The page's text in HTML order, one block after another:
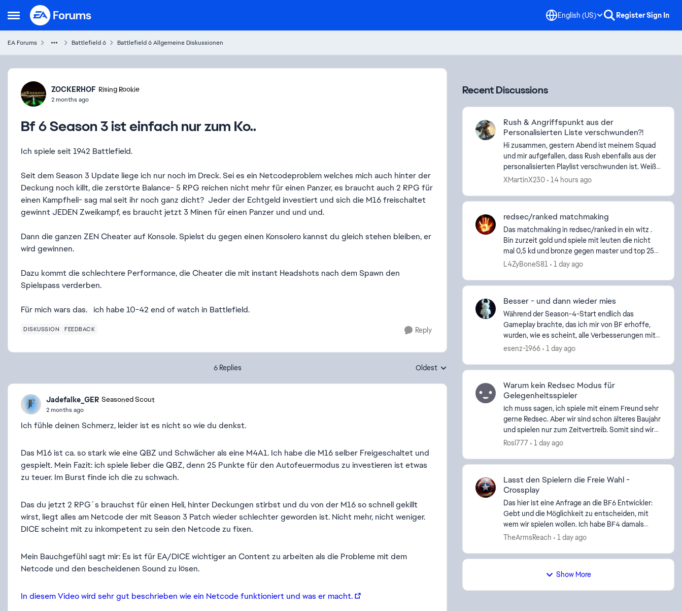
Open Side Menu
Skip to content English (US) RegisterSign In
EA Forums Battlefield 6 Battlefield 6 Allgemeine Diskussionen
Forum Discussion
ZOCKERHOF Rising Rookie
2 months ago
Bf 6 Season 3 ist einfach nur zum Ko..
Ich spiele seit 1942 Battlefield.
Seit dem Season 3 Update liege ich nur noch im Dreck. Sei es ein Netcodeproblem welches mich auch hinter der
Deckung noch killt, die zerstörte Balance- 5 RPG reichen nicht mehr für einen Panzer, es braucht auch 2 RPG für
einen Kampfheli- sag mal seit ihr noch ganz dicht? Jeder der Echtgeld investiert und sich die M16 freischaltet
gewinnt JEDEN Zweikampf, es braucht jetzt 3 Minen für einen Panzer und und und.
Dann die ganzen ZEN Cheater auf Konsole. Spielst du gegen einen Konsolero kannst du gleich stehen bleiben, er
wird gewinnen.
Dazu kommt die schlechtere Performance, die Cheater die mit instant Headshots nach dem Spawn den
Spielspass verderben.
Für mich wars das. ich habe 10-42 end of watch in Battlefield.
DISKUSSION FEEDBACK Reply
6 Replies Replies sorted by
Oldest
Jadefalke_GER Seasoned Scout
2 months ago
Ich fühle deinen Schmerz, leider ist es nicht so wie du denkst.
Das M16 ist ca. so stark wie eine QBZ und Schwächer als eine M4A1. Ich habe die M16 selber Freigeschaltet und
gespielt. Mein Fazit: ich spiele lieber die QBZ, denn 25 Punkte für den Autofeuermodus zu investieren ist etwas
zu teuer. Im Burst finde ich die zu schwach.
Das du jetzt 2 RPG´s brauchst für einen Heli, hinter Deckungen stirbst und du von der M16 so schnell gekillt
wirst, liegt alles am Netcode der mit Season 3 Patch wieder schlechter geworden ist. Nicht mehr, nicht weniger.
DICE scheint mit zu inkompetent zu sein den Netcode zu fixen.
Mein Bauchgefühl sagt mir: Es ist für EA/DICE wichtiger an Content zu arbeiten als die Probleme mit dem
Netcode und den bescheidenen Sound zu lösen.
In diesem Video wird sehr gut beschrieben wie ein Netcode funktioniert und was er macht.
Recent Discussions
Rush & Angriffspunkt aus der
Personalisierten Liste verschwunden?!
Hi zusammen, gestern Abend ist meinem Squad
und mir aufgefallen, dass Rush ebenfalls aus der
personalisierten Playlist verschwunden ist. Weiß
jemand, warum der Modus entfernt wurde? Bei
XMartinX230 14 hours ago
redsec/ranked matchmaking
Das matchmaking in redsec/ranked in ein witz .
Bin zurzeit gold und spiele mit leuten die nicht
mal 0,5 kd und bronze gegen master und top 250
leuten . Ea , was meint ihr , wie diese runden
L4ZyBoneS81 1 day ago
Besser - und dann wieder mies
Während der Season-4-Start endlich das
Gameplay brachte, das ich mir von BF erhoffe,
wurden, wie es scheint, alle Verbesserungen mit
dem neusten Update gleich wieder zunichte
esenz-1966 1 day ago
Warum kein Redsec Modus für
Gelegenheitsspieler
Ich muss sagen, ich spiele mit einem Freund sehr
gerne Redsec. Aber wir sind schon älteres Baujahr
und spielen nur zum Zeitvertreib. Somit sind wir
auch nicht besonders gut, wenn auch nicht
Rosl777 1 day ago
Lasst den Spielern die Freie Wahl -
Crossplay
Das hier ist eine Anfrage an die BF6 Entwickler:
Gebt und die Möglichkeit zu entscheiden, mit
wem wir spielen wollen. Ich habe BF4 damals
geliebt und ich merke jetzt wie sehr ich mit
TheArmsReach 1 day ago
Show More